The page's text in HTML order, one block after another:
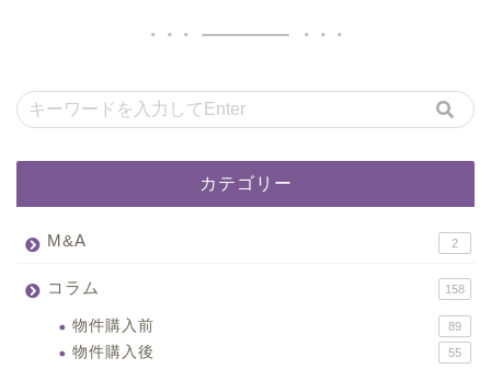
カテゴリー
M&A 2
コラム 158
物件購入前 89
物件購入後 55